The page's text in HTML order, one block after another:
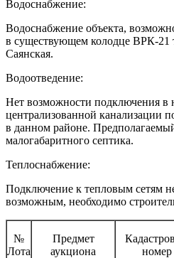
Водоснабжение:
Водоснабжение объекта,
в существующем колодце ВРК-21
Саянская.
Водоотведение:
Нет возможности подключения в
централизованной канализации
в данном районе.
малогабаритного септика.
Теплоснабжение:
Подключение к тепловым сетям
возможным, необходимо
№
Лота
Предмет
аукциона
номер